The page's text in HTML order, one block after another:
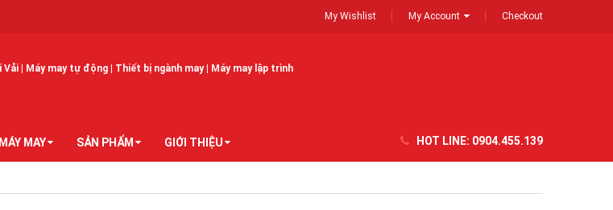
Checkout
My Account
My Wishlist
| Máy may tự động | Thiết bị ngành may | Máy may lập trình
MÁY MAY SẢN PHẨM GIỚI THIỆU HOT LINE: 0904.455.139